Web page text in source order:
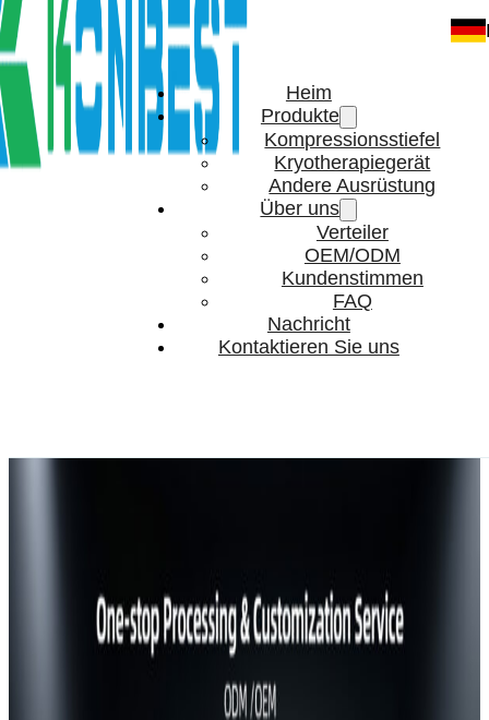
Heim
Produkte
Kompressionsstiefel
Kryotherapiegerät
Andere Ausrüstung
Über uns
Verteiler
OEM/ODM
Kundenstimmen
FAQ
Nachricht
Kontaktieren Sie uns